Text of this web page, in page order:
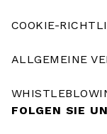
COOKIE-
ALLGEMEINE
FOLGEN SIE